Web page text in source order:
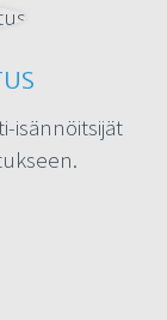
isännöitsijät